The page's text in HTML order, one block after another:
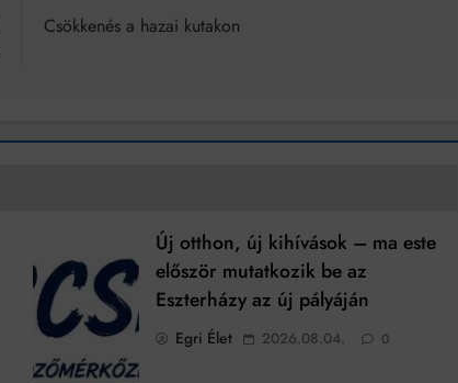
Csökkenés a hazai kutakon
Új otthon, új kihívások – ma este
először mutatkozik be az
Eszterházy az új pályáján
Egri Élet 2026.08.04. 0